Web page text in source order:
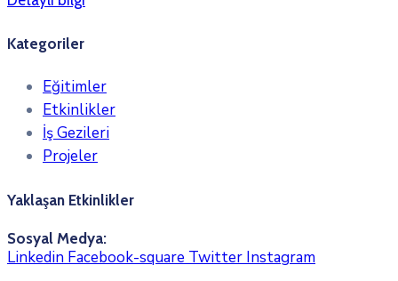
Kategoriler
Eğitimler
Etkinlikler
İş Gezileri
Projeler
Yaklaşan Etkinlikler
Sosyal Medya:
Linkedin Facebook-square Twitter Instagram